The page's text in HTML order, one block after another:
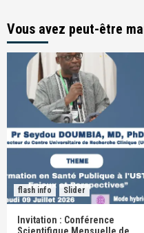
Vous avez peut-être
flash info Slider
Invitation : Conférence